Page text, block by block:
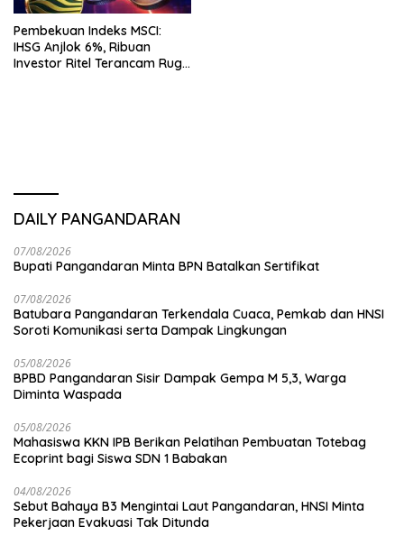
Pembekuan Indeks MSCI:
IHSG Anjlok 6%, Ribuan
Investor Ritel Terancam Rugi
DAILY PANGANDARAN
07/08/2026
Bupati Pangandaran Minta BPN Batalkan Sertifikat
07/08/2026
Batubara Pangandaran Terkendala Cuaca, Pemkab dan HNSI
Soroti Komunikasi serta Dampak Lingkungan
05/08/2026
BPBD Pangandaran Sisir Dampak Gempa M 5,3, Warga
Diminta Waspada
05/08/2026
Mahasiswa KKN IPB Berikan Pelatihan Pembuatan Totebag
Ecoprint bagi Siswa SDN 1 Babakan
04/08/2026
Sebut Bahaya B3 Mengintai Laut Pangandaran, HNSI Minta
Pekerjaan Evakuasi Tak Ditunda